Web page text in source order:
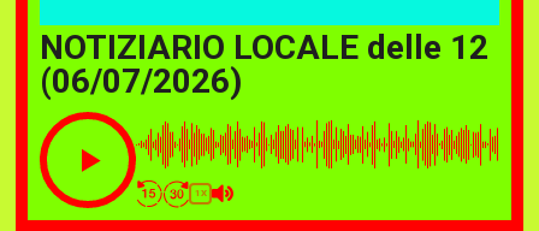
NOTIZIARIO LOCALE delle 12
(06/07/2026)
1X